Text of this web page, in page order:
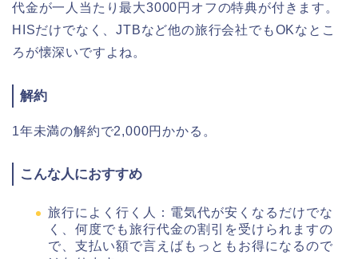
代金が一人当たり最大3000円オフの特典が付きます。
HISだけでなく、JTBなど他の旅行会社でもOKなとこ
ろが懐深いですよね。
解約
1年未満の解約で2,000円かかる。
こんな人におすすめ
旅行によく行く人：電気代が安くなるだけでな
く、何度でも旅行代金の割引を受けられますの
で、支払い額で言えばもっともお得になるので